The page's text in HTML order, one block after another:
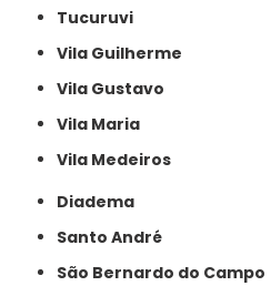
Tucuruvi
Vila Guilherme
Vila Gustavo
Vila Maria
Vila Medeiros
Diadema
Santo André
São Bernardo do Campo